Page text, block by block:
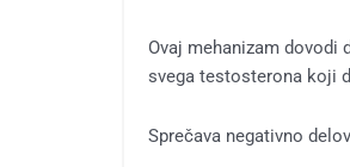
Ovaj mehanizam
svega testosterona koji
Sprečava negativno